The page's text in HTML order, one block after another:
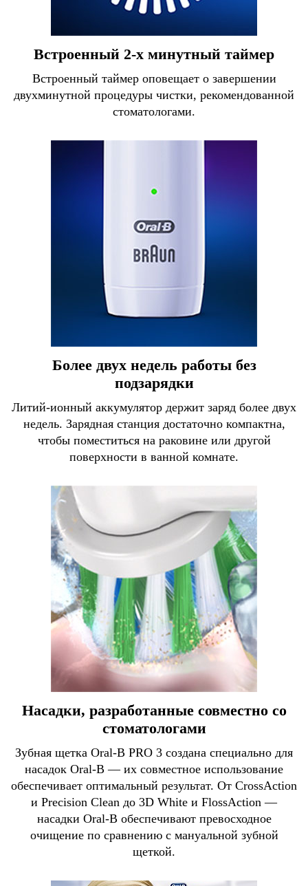
Встроенный 2-х минутный таймер
Встроенный таймер оповещает о завершении
двухминутной процедуры чистки, рекомендованной
стоматологами.
Более двух недель работы без
подзарядки
Литий-ионный аккумулятор держит заряд более двух
недель. Зарядная станция достаточно компактна,
чтобы поместиться на раковине или другой
поверхности в ванной комнате.
Насадки, разработанные совместно со
стоматологами
Зубная щетка Oral-B PRO 3 создана специально для
насадок Oral-B — их совместное использование
обеспечивает оптимальный результат. От CrossAction
и Precision Clean до 3D White и FlossAction —
насадки Oral-B обеспечивают превосходное
очищение по сравнению с мануальной зубной
щеткой.